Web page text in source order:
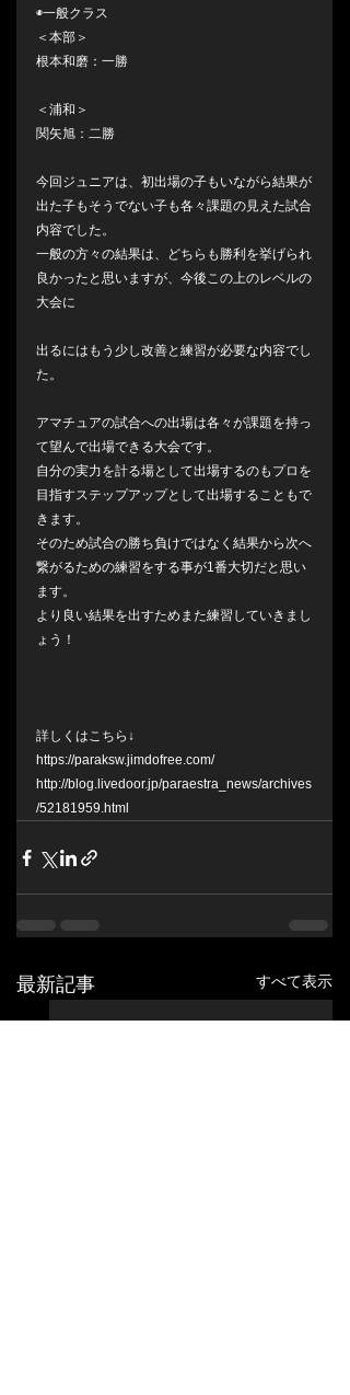
◉一般クラス
＜本部＞
根本和磨：一勝
＜浦和＞
関矢旭：二勝
今回ジュニアは、初出場の子もいながら結果が
出た子もそうでない子も各々課題の見えた試合
内容でした。
一般の方々の結果は、どちらも勝利を挙げられ
良かったと思いますが、今後この上のレベルの
大会に
出るにはもう少し改善と練習が必要な内容でし
た。
アマチュアの試合への出場は各々が課題を持っ
て望んで出場できる大会です。
自分の実力を計る場として出場するのもプロを
目指すステップアップとして出場することもで
きます。
そのため試合の勝ち負けではなく結果から次へ
繋がるための練習をする事が1番大切だと思い
ます。
より良い結果を出すためまた練習していきまし
ょう！
詳しくはこちら↓
https://paraksw.jimdofree.com/
http://blog.livedoor.jp/paraestra_news/archives
/52181959.html
最新記事 すべて表示